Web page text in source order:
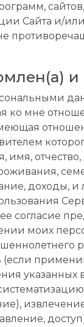
Сайта и/или
ко мне
имя,
доходы,
согласие
моих
(если
указанных